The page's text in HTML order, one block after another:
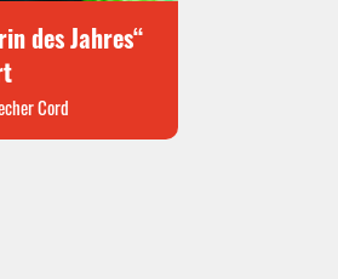
des Jahres“
Cord